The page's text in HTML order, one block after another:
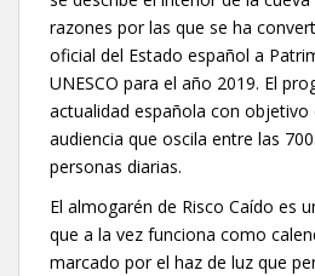
razones por las que se ha
oficial del Estado español a
UNESCO para el año 2019. El
actualidad española con objetivo
audiencia que oscila entre las
personas diarias.
El almogarén de Risco Caído es
que a la vez funciona como
marcado por el haz de luz que